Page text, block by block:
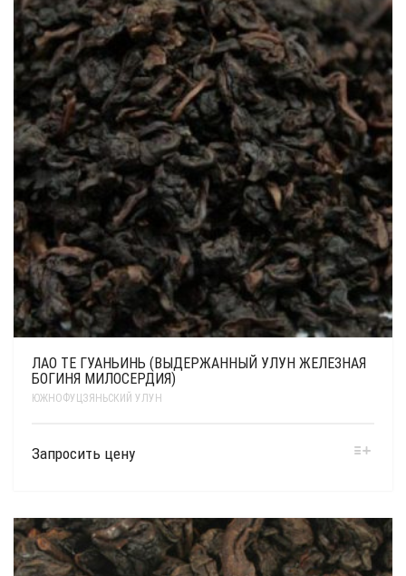
ЛАО ТЕ ГУАНЬИНЬ (ВЫДЕРЖАННЫЙ УЛУН ЖЕЛЕЗНАЯ
БОГИНЯ МИЛОСЕРДИЯ)
ЮЖНОФУЦЗЯНЬСКИЙ УЛУН
Запросить цену